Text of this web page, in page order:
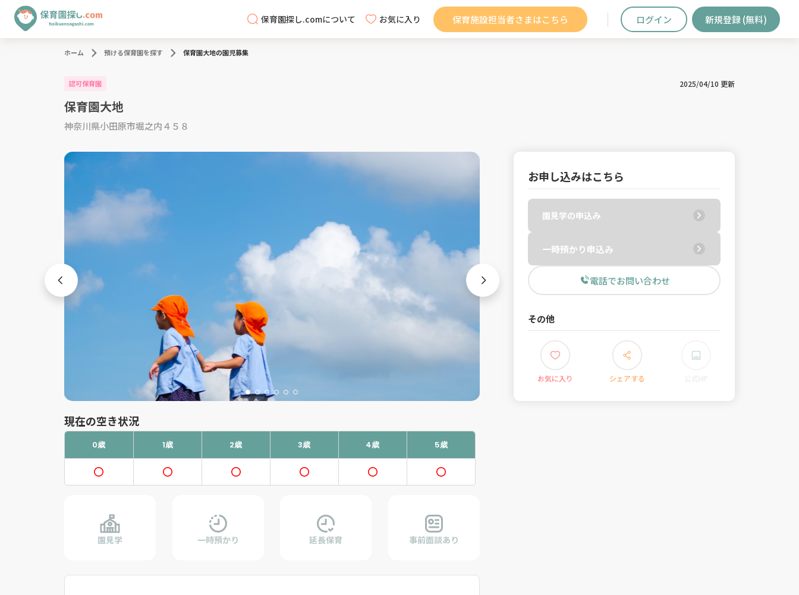
保育園探し.comについて お気に入り 保育施設担当者さまはこちら ログイン 新規登録 (無料)
ホーム 預ける保育園を探す 保育園大地の園児募集
認可保育園 2025/04/10 更新
保育園大地
神奈川県小田原市堀之内４５８
現在の空き状況
0歳 1歳 2歳 3歳 4歳 5歳
園見学 一時預かり 延長保育 事前面談あり
お申し込みはこちら
園見学の申込み
一時預かり申込み
電話でお問い合わせ
その他
お気に入り シェアする